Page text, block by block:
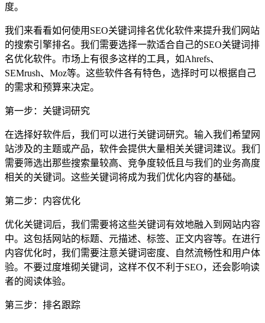
度。
我们来看看如何使用SEO关键词排名优化软件来提升我们网站
的搜索引擎排名。我们需要选择一款适合自己的SEO关键词排
名优化软件。市场上有很多这样的工具，如Ahrefs、
SEMrush、Moz等。这些软件各有特色，选择时可以根据自己
的需求和预算来决定。
第一步：关键词研究
在选择好软件后，我们可以进行关键词研究。输入我们希望网
站涉及的主题或产品，软件会提供大量相关关键词建议。我们
需要筛选出那些搜索量较高、竞争度较低且与我们的业务高度
相关的关键词。这些关键词将成为我们优化内容的基础。
第二步：内容优化
优化关键词后，我们需要将这些关键词有效地融入到网站内容
中。这包括网站的标题、元描述、标签、正文内容等。在进行
内容优化时，我们需要注意关键词密度、自然流畅性和用户体
验。不要过度堆砌关键词，这样不仅不利于SEO，还会影响读
者的阅读体验。
第三步：排名跟踪